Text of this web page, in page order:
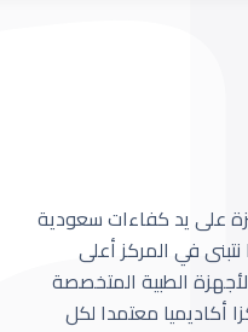
على يد كفاءات سعودية
في المركز أعلى
الطبية المتخصصة
معتمدا لكل